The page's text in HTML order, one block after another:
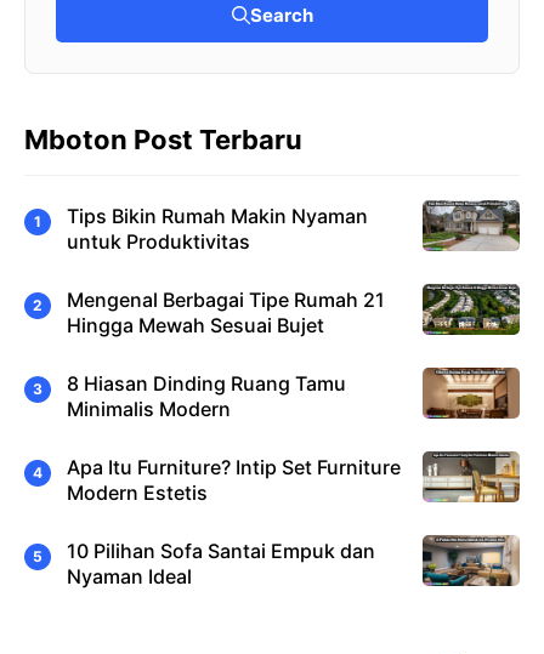
Search
Mboton Post Terbaru
Tips Bikin Rumah Makin Nyaman
untuk Produktivitas
Mengenal Berbagai Tipe Rumah 21
Hingga Mewah Sesuai Bujet
8 Hiasan Dinding Ruang Tamu
Minimalis Modern
Apa Itu Furniture? Intip Set Furniture
Modern Estetis
10 Pilihan Sofa Santai Empuk dan
Nyaman Ideal